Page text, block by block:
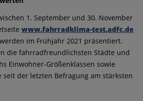
1. September und 30. November
www.fahrradklima-test.adfc.de
im Frühjahr 2021 präsentiert.
die fahrradfreundlichsten Städte und
Einwohner-Größenklassen sowie
seit der letzten Befragung am stärksten